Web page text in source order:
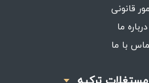
قانونی
درباره ما
با ما